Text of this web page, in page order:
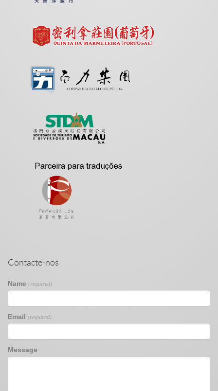
Contacte-nos
Name (required)
Email (required)
Message